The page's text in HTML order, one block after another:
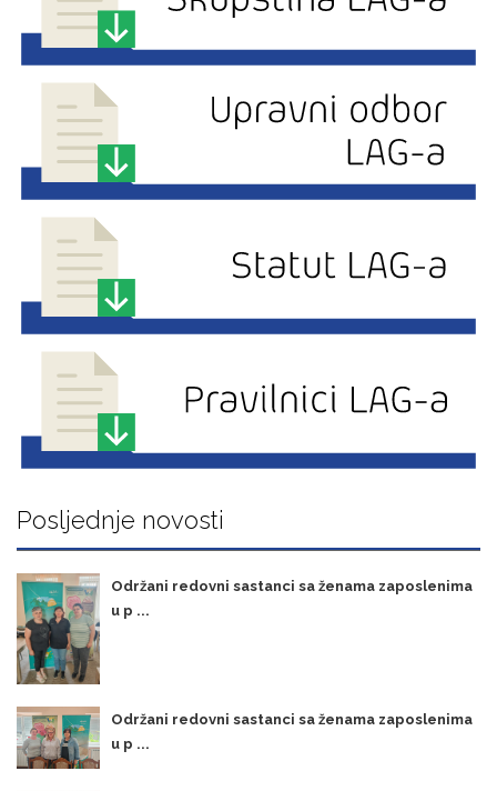
Posljednje novosti
Održani redovni sastanci sa ženama zaposlenima
u p ...
Održani redovni sastanci sa ženama zaposlenima
u p ...